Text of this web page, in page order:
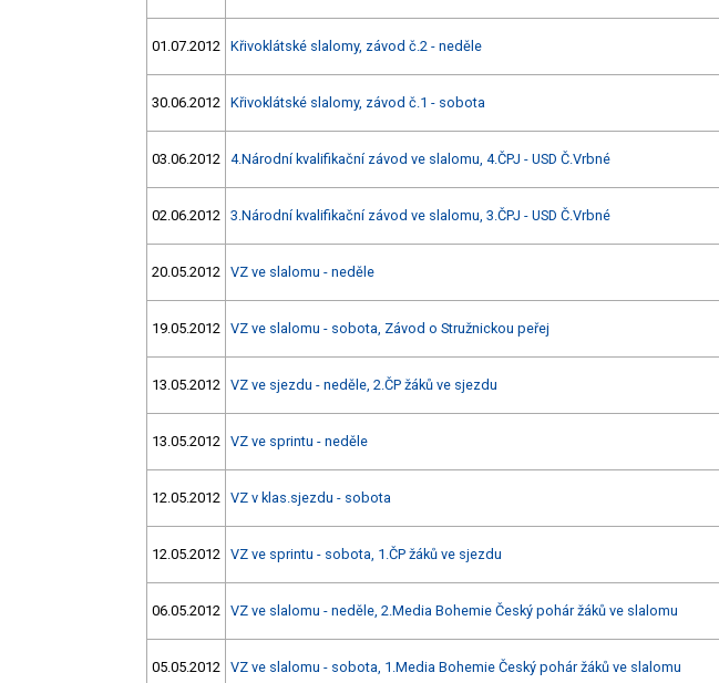
01.07.2012 Křivoklátské slalomy, závod č.2 - neděle
30.06.2012 Křivoklátské slalomy, závod č.1 - sobota
03.06.2012 4.Národní kvalifikační závod ve slalomu, 4.ČPJ - USD Č.Vrbné
02.06.2012 3.Národní kvalifikační závod ve slalomu, 3.ČPJ - USD Č.Vrbné
20.05.2012 VZ ve slalomu - neděle
19.05.2012 VZ ve slalomu - sobota, Závod o Stružnickou peřej
13.05.2012 VZ ve sjezdu - neděle, 2.ČP žáků ve sjezdu
13.05.2012 VZ ve sprintu - neděle
12.05.2012 VZ v klas.sjezdu - sobota
12.05.2012 VZ ve sprintu - sobota, 1.ČP žáků ve sjezdu
06.05.2012 VZ ve slalomu - neděle, 2.Media Bohemie Český pohár žáků ve slalomu
05.05.2012 VZ ve slalomu - sobota, 1.Media Bohemie Český pohár žáků ve slalomu